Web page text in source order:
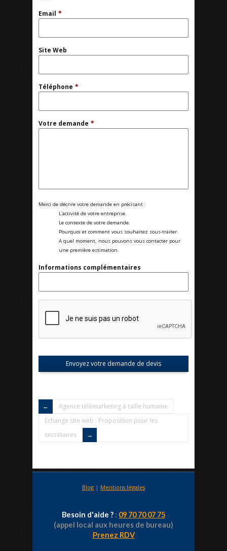
Email *
Site Web
Téléphone *
Votre demande *
Merci de décrire votre demande en précisant :
L'activité de votre entreprise.
Le contexte de votre demande.
Pourquoi et comment vous souhaitez sous-traiter.
A quel moment, nous pouvons vous contacter pour
une première estimation.
Informations complémentaires
Agence télémarketing à taille humaine
Echange site web : Proposition pour les
secrétaires
Blog | Mentions légales
Besoin d'aide ? : 09 70 70 07 75
(appel local aux heures de bureau)
Prenez RDV